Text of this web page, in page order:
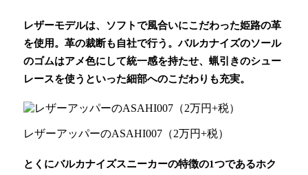
レザーモデルは、ソフトで風合いにこだわった姫路の革
を使用。革の裁断も自社で行う。バルカナイズのソール
のゴムはアメ色にして統一感を持たせ、蝋引きのシュー
レースを使うといった細部へのこだわりも充実。
レザーアッパーのASAHI007（2万円+税）
とくにバルカナイズスニーカーの特徴の1つであるホク